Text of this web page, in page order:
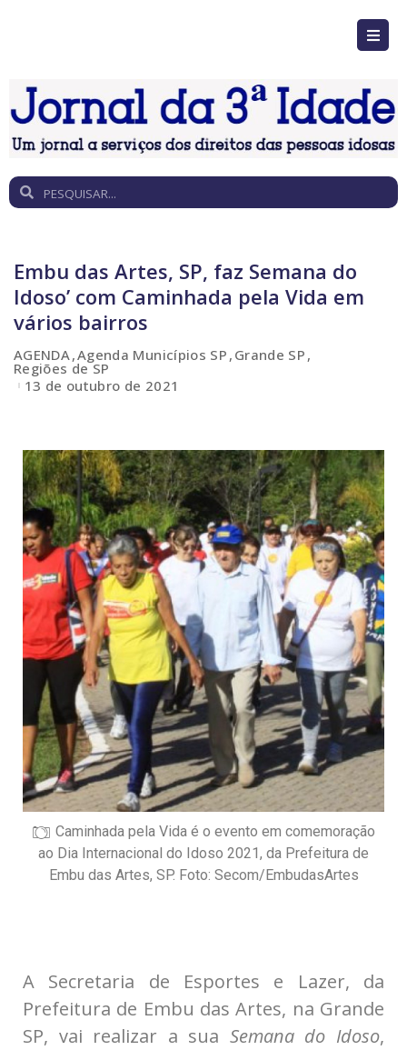
Embu das Artes, SP, faz Semana do
Idoso’ com Caminhada pela Vida em
vários bairros
AGENDA Agenda Municípios SP Grande SP
Regiões de SP
13 de outubro de 2021
Caminhada pela Vida é o evento em comemoração
ao Dia Internacional do Idoso 2021, da Prefeitura de
Embu das Artes, SP. Foto: Secom/EmbudasArtes
A Secretaria de Esportes e Lazer, da
Prefeitura de Embu das Artes, na Grande
SP, vai realizar a sua Semana do Idoso,